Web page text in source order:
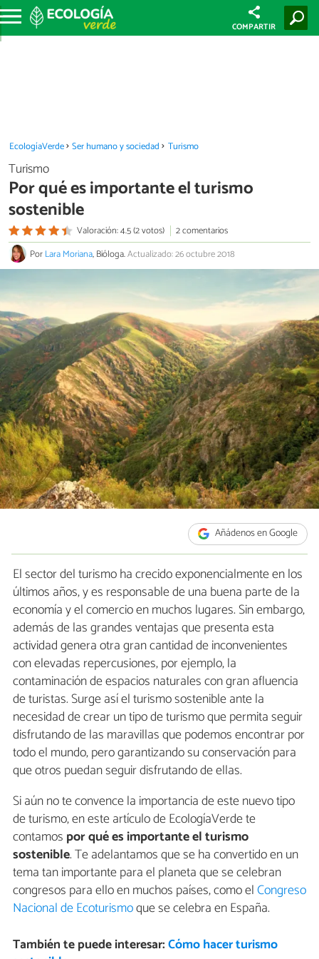
COMPARTIR
EcologíaVerde Ser humano y sociedad Turismo
Turismo
Por qué es importante el turismo
sostenible
Valoración: 4.5 (2 votos)
2 comentarios
PorLara Moriana, Bióloga.Actualizado: 26 octubre 2018
Añádenos en Google
El sector del turismo ha crecido exponencialmente en los
últimos años, y es responsable de una buena parte de la
economía y el comercio en muchos lugares. Sin embargo,
además de las grandes ventajas que presenta esta
actividad genera otra gran cantidad de inconvenientes
con elevadas repercusiones, por ejemplo, la
contaminación de espacios naturales con gran afluencia
de turistas. Surge así el turismo sostenible ante la
necesidad de crear un tipo de turismo que permita seguir
disfrutando de las maravillas que podemos encontrar por
todo el mundo, pero garantizando su conservación para
que otros puedan seguir disfrutando de ellas.
Si aún no te convence la importancia de este nuevo tipo
de turismo, en este artículo de EcologíaVerde te
contamos por qué es importante el turismo
sostenible. Te adelantamos que se ha convertido en un
tema tan importante para el planeta que se celebran
congresos para ello en muchos países, como elCongreso
Nacional de Ecoturismoque se celebra en España.
También te puede interesar:Cómo hacer turismo